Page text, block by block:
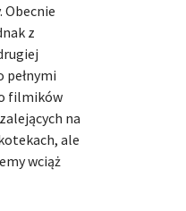
Obecnie
z
pełnymi
filmików
na
ale
wciąż